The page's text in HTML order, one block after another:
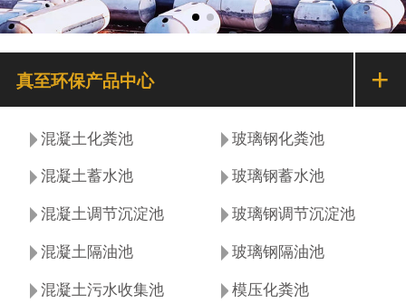
真至环保产品中心 +
混凝土化粪池 玻璃钢化粪池
混凝土蓄水池 玻璃钢蓄水池
混凝土调节沉淀池 玻璃钢调节沉淀池
混凝土隔油池 玻璃钢隔油池
混凝土污水收集池 模压化粪池